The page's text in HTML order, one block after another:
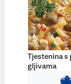
Tjestenina s
gljivama